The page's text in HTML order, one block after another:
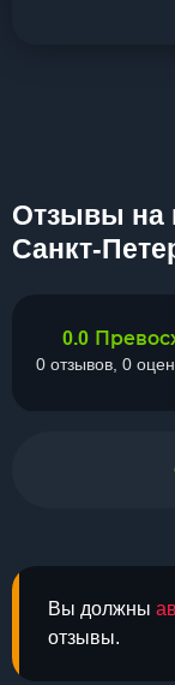
Отзывы на
Санкт-
Вы должны
отзывы.
0.0
0 отзывов, 0